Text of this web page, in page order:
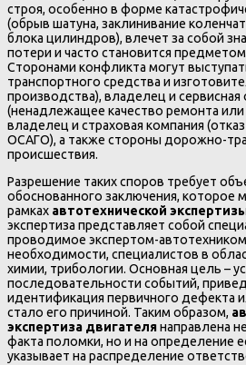
строя, особенно в форме
(обрыв шатуна, заклинивание
блока цилиндров), влечет за собой
потери и часто становится
Сторонами конфликта могут
транспортного средства и
производства), владелец и сервисная
(ненадлежащее качество ремонта или
владелец и страховая компания
ОСАГО), а также стороны дорожно-
происшествия.
Разрешение таких споров требует
обоснованного заключения, которое
рамках автотехнической
экспертиза представляет собой
проводимое экспертом-
необходимости, специалистов в
химии, трибологии. Основная цель –
последовательности событий,
идентификация первичного дефекта
стало его причиной. Таким образом,
экспертиза двигателянаправлена
факта поломки, но и на определение
указывает на распределение